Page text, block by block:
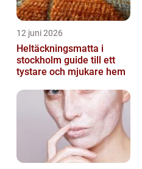
12 juni 2026
Heltäckningsmatta i
stockholm guide till ett
tystare och mjukare hem